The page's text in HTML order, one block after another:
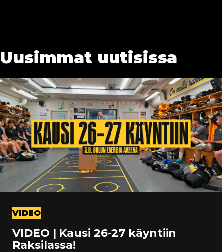
Uusimmat uutisissa
VIDEO
VIDEO | Kausi 26-27 käyntiin
Raksilassa!